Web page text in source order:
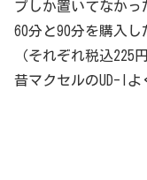
プしか置いてなかっ
60分と90分を購入し
（それぞれ税込225
昔マクセルのUD-Iよ